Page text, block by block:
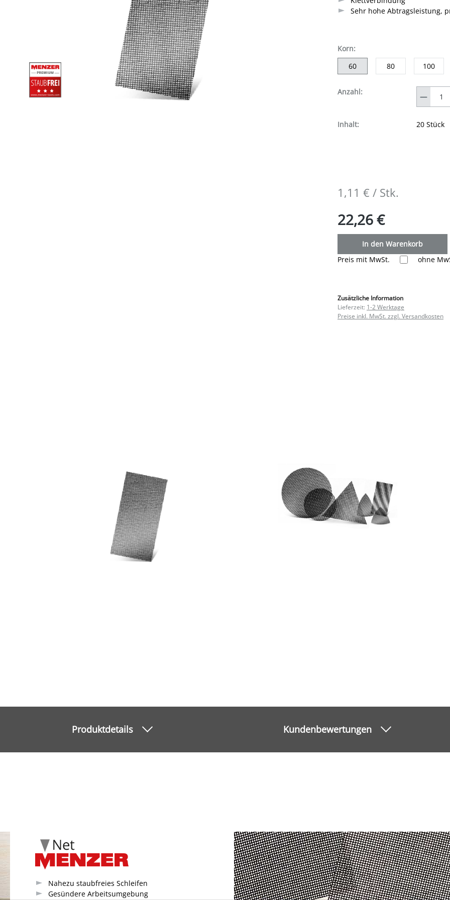
Sehr hohe Abtragsleistung,
Kornauswählen
:
60
80 100
Anzahl:
Inhalt: 20 Stück
1,11 € / Stk.
22,26 €
In den Warenkorb
Preis mit MwSt.
ohne
Zusätzliche Information
Lieferzeit: 1-2 Werktage
Preise inkl. MwSt. zzgl. Versandkosten
Produktdetails Kundenbewertungen
Nahezu staubfreies Schleifen
Gesündere Arbeitsumgebung